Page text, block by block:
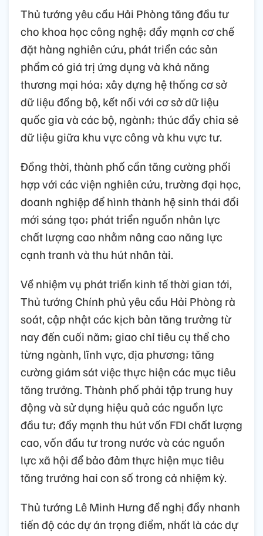
Thủ tướng yêu cầu Hải Phòng tăng đầu tư
cho khoa học công nghệ; đẩy mạnh cơ chế
đặt hàng nghiên cứu, phát triển các sản
phẩm có giá trị ứng dụng và khả năng
thương mại hóa; xây dựng hệ thống cơ sở
dữ liệu đồng bộ, kết nối với cơ sở dữ liệu
quốc gia và các bộ, ngành; thúc đẩy chia sẻ
dữ liệu giữa khu vực công và khu vực tư.
Đồng thời, thành phố cần tăng cường phối
hợp với các viện nghiên cứu, trường đại học,
doanh nghiệp để hình thành hệ sinh thái đổi
mới sáng tạo; phát triển nguồn nhân lực
chất lượng cao nhằm nâng cao năng lực
cạnh tranh và thu hút nhân tài.
Về nhiệm vụ phát triển kinh tế thời gian tới,
Thủ tướng Chính phủ yêu cầu Hải Phòng rà
soát, cập nhật các kịch bản tăng trưởng từ
nay đến cuối năm; giao chỉ tiêu cụ thể cho
từng ngành, lĩnh vực, địa phương; tăng
cường giám sát việc thực hiện các mục tiêu
tăng trưởng. Thành phố phải tập trung huy
động và sử dụng hiệu quả các nguồn lực
đầu tư; đẩy mạnh thu hút vốn FDI chất lượng
cao, vốn đầu tư trong nước và các nguồn
lực xã hội để bảo đảm thực hiện mục tiêu
tăng trưởng hai con số trong cả nhiệm kỳ.
Thủ tướng Lê Minh Hưng đề nghị đẩy nhanh
tiến độ các dự án trọng điểm, nhất là các dự